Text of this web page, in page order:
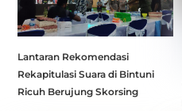
Lantaran Rekomendasi
Rekapitulasi Suara di Bintuni
Ricuh Berujung Skorsing